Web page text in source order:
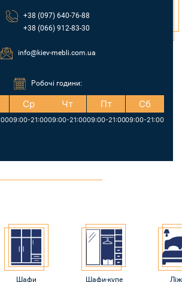
+38 (097) 640-76-88
+38 (066) 912-83-30
info@kiev-mebli.com.ua
Робочі години:
Ср
09:00-21:00
Чт
09:00-21:00
Пт
09:00-21:00
Сб
09:00-21:00
Шафи Шафи-купе